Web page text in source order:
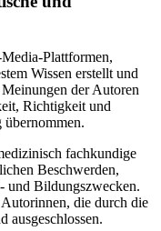
Plattformen,
Wissen erstellt und
der Autoren
Richtigkeit und
fachkundige
Beschwerden,
und Bildungszwecken.
die durch die
ausgeschlossen.